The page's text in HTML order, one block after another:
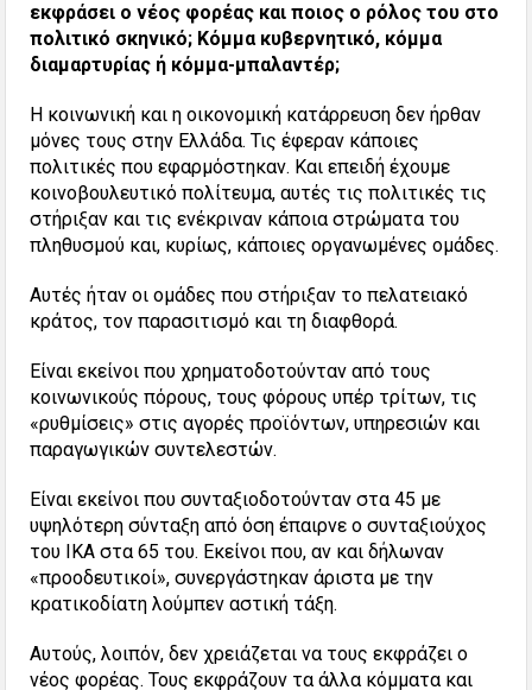
εκφράσει ο νέος φορέας και ποιος ο ρόλος του στο
πολιτικό σκηνικό; Κόμμα κυβερνητικό, κόμμα
διαμαρτυρίας ή κόμμα-μπαλαντέρ;
Η κοινωνική και η οικονομική κατάρρευση δεν ήρθαν
μόνες τους στην Ελλάδα. Τις έφεραν κάποιες
πολιτικές που εφαρμόστηκαν. Και επειδή έχουμε
κοινοβουλευτικό πολίτευμα, αυτές τις πολιτικές τις
στήριξαν και τις ενέκριναν κάποια στρώματα του
πληθυσμού και, κυρίως, κάποιες οργανωμένες ομάδες.
Αυτές ήταν οι ομάδες που στήριξαν το πελατειακό
κράτος, τον παρασιτισμό και τη διαφθορά.
Είναι εκείνοι που χρηματοδοτούνταν από τους
κοινωνικούς πόρους, τους φόρους υπέρ τρίτων, τις
«ρυθμίσεις» στις αγορές προϊόντων, υπηρεσιών και
παραγωγικών συντελεστών.
Είναι εκείνοι που συνταξιοδοτούνταν στα 45 με
υψηλότερη σύνταξη από όση έπαιρνε ο συνταξιούχος
του ΙΚΑ στα 65 του. Εκείνοι που, αν και δήλωναν
«προοδευτικοί», συνεργάστηκαν άριστα με την
κρατικοδίατη λούμπεν αστική τάξη.
Αυτούς, λοιπόν, δεν χρειάζεται να τους εκφράζει ο
νέος φορέας. Τους εκφράζουν τα άλλα κόμματα και